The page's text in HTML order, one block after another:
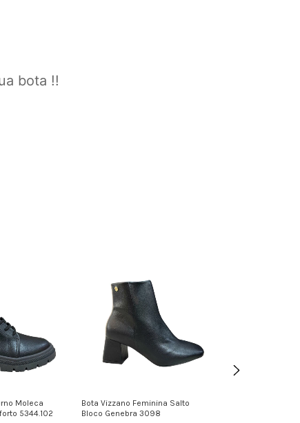
bota !!
Moleca
5344.102
Bota Vizzano Feminina Salto
Bloco Genebra 3098